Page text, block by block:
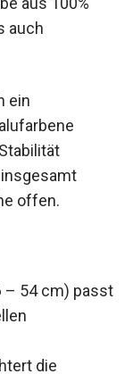
auch
ein
offen.
– 54 cm) passt
die